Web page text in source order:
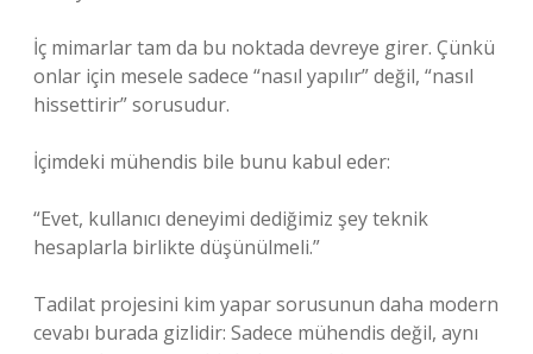
İç mimarlar tam da bu noktada devreye girer. Çünkü
onlar için mesele sadece “nasıl yapılır” değil, “nasıl
hissettirir” sorusudur.
İçimdeki mühendis bile bunu kabul eder:
“Evet, kullanıcı deneyimi dediğimiz şey teknik
hesaplarla birlikte düşünülmeli.”
Tadilat projesini kim yapar sorusunun daha modern
cevabı burada gizlidir: Sadece mühendis değil, aynı